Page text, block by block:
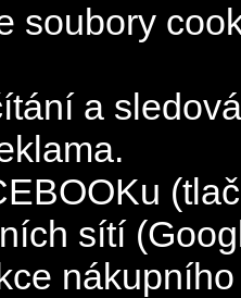
soubory
a
sítí